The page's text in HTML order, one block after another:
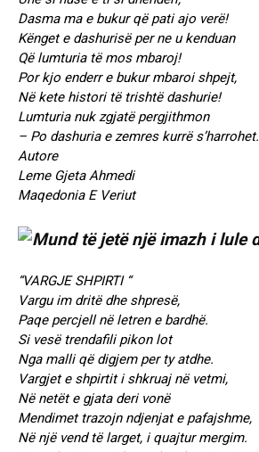
Dasma ma e bukur që pati ajo verë!
Kënget e dashurisë per ne u kenduan
Që lumturia të mos mbaroj!
Por kjo enderr e bukur mbaroi shpejt,
Në kete histori të trishtë dashurie!
Lumturia nuk zgjatë pergjithmon
– Po dashuria e zemres kurrë s’harrohet.
Autore
Leme Gjeta Ahmedi
Maqedonia E Veriut
“VARGJE SHPIRTI “
Vargu im dritë dhe shpresë,
Paqe percjell në letren e bardhë.
Si vesë trendafili pikon lot
Nga malli që digjem per ty atdhe.
Vargjet e shpirtit i shkruaj në vetmi,
Në netët e gjata deri vonë
Mendimet trazojn ndjenjat e pafajshme,
Në një vend të larget, i quajtur mergim.